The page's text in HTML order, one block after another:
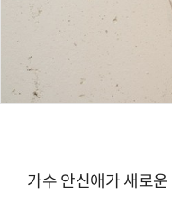
가수 안신애가 새로